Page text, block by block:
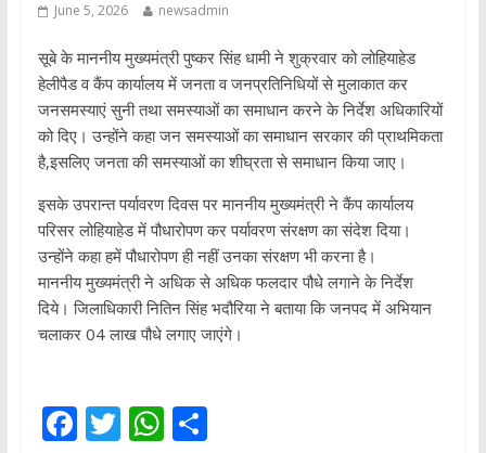
June 5, 2026 newsadmin
सूबे के माननीय मुख्यमंत्री पुष्कर सिंह धामी ने शुक्रवार को लोहियाहेड
हेलीपैड व कैंप कार्यालय में जनता व जनप्रतिनिधियों से मुलाकात कर
जनसमस्याएं सुनी तथा समस्याओं का समाधान करने के निर्देश अधिकारियों
को दिए। उन्होंने कहा जन समस्याओं का समाधान सरकार की प्राथमिकता
है,इसलिए जनता की समस्याओं का शीघ्रता से समाधान किया जाए।
इसके उपरान्त पर्यावरण दिवस पर माननीय मुख्यमंत्री ने कैंप कार्यालय
परिसर लोहियाहेड में पौधारोपण कर पर्यावरण संरक्षण का संदेश दिया।
उन्होंने कहा हमें पौधारोपण ही नहीं उनका संरक्षण भी करना है।
माननीय मुख्यमंत्री ने अधिक से अधिक फलदार पौधे लगाने के निर्देश
दिये। जिलाधिकारी नितिन सिंह भदौरिया ने बताया कि जनपद में अभियान
चलाकर 04 लाख पौधे लगाए जाएंगे।
F T W S